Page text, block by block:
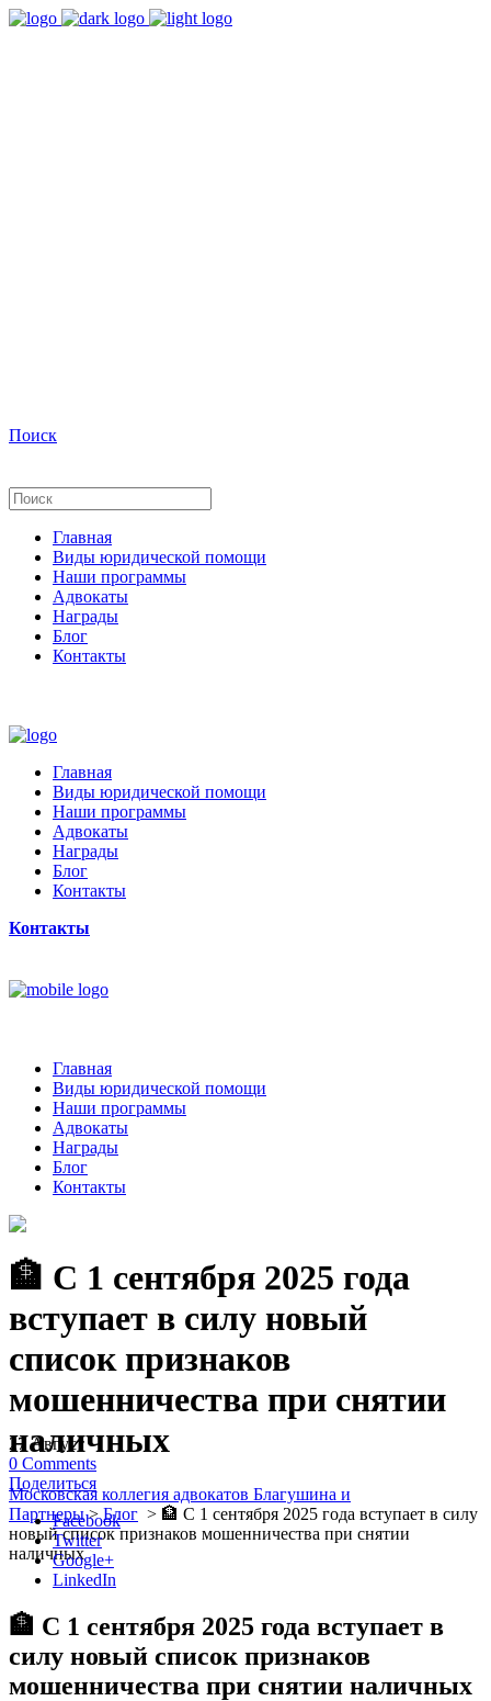
Поиск
Главная
Виды юридической помощи
Наши программы
Адвокаты
Награды
Блог
Контакты
Главная
Виды юридической помощи
Наши программы
Адвокаты
Награды
Блог
Контакты
Контакты
Главная
Виды юридической помощи
Наши программы
Адвокаты
Награды
Блог
Контакты
🏦 С 1 сентября 2025 года
вступает в силу новый
список признаков
мошенничества при снятии
наличных
Московская коллегия адвокатов Благушина и
Партнеры>Блог > 🏦 С 1 сентября 2025 года вступает в силу
новый список признаков мошенничества при снятии
наличных
27 Август
0 Comments
Поделиться
Facebook
Twitter
Google+
LinkedIn
🏦 С 1 сентября 2025 года вступает в
силу новый список признаков
мошенничества при снятии наличных